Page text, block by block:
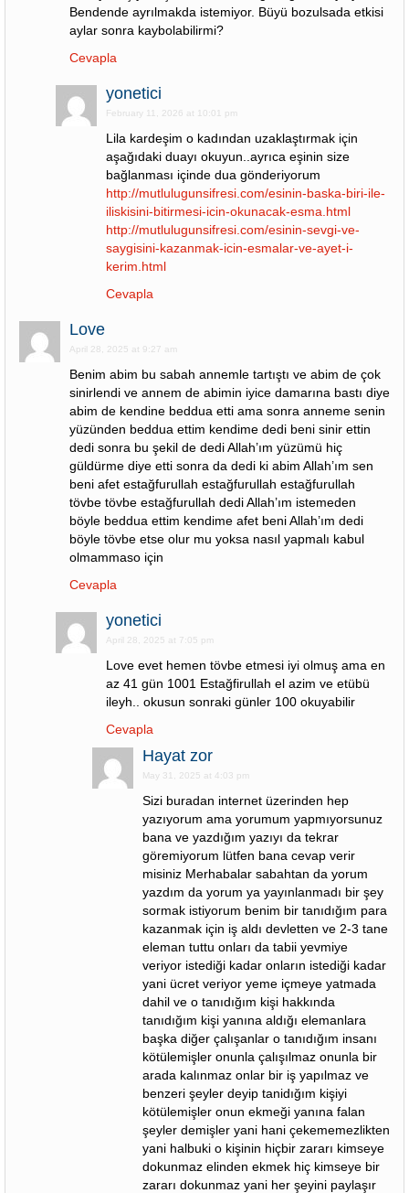
Bendende ayrılmakda istemiyor. Büyü bozulsada etkisi
aylar sonra kaybolabilirmi?
Cevapla
yonetici
February 11, 2026 at 10:01 pm
Lila kardeşim o kadından uzaklaştırmak için
aşağıdaki duayı okuyun..ayrıca eşinin size
bağlanması içinde dua gönderiyorum
http://mutlulugunsifresi.com/esinin-baska-biri-ile-
iliskisini-bitirmesi-icin-okunacak-esma.html
http://mutlulugunsifresi.com/esinin-sevgi-ve-
saygisini-kazanmak-icin-esmalar-ve-ayet-i-
kerim.html
Cevapla
Love
April 28, 2025 at 9:27 am
Benim abim bu sabah annemle tartıştı ve abim de çok
sinirlendi ve annem de abimin iyice damarına bastı diye
abim de kendine beddua etti ama sonra anneme senin
yüzünden beddua ettim kendime dedi beni sinir ettin
dedi sonra bu şekil de dedi Allah’ım yüzümü hiç
güldürme diye etti sonra da dedi ki abim Allah’ım sen
beni afet estağfurullah estağfurullah estağfurullah
tövbe tövbe estağfurullah dedi Allah’ım istemeden
böyle beddua ettim kendime afet beni Allah’ım dedi
böyle tövbe etse olur mu yoksa nasıl yapmalı kabul
olmammaso için
Cevapla
yonetici
April 28, 2025 at 7:05 pm
Love evet hemen tövbe etmesi iyi olmuş ama en
az 41 gün 1001 Estağfirullah el azim ve etübü
ileyh.. okusun sonraki günler 100 okuyabilir
Cevapla
Hayat zor
May 31, 2025 at 4:03 pm
Sizi buradan internet üzerinden hep
yazıyorum ama yorumum yapmıyorsunuz
bana ve yazdığım yazıyı da tekrar
göremiyorum lütfen bana cevap verir
misiniz Merhabalar sabahtan da yorum
yazdım da yorum ya yayınlanmadı bir şey
sormak istiyorum benim bir tanıdığım para
kazanmak için iş aldı devletten ve 2-3 tane
eleman tuttu onları da tabii yevmiye
veriyor istediği kadar onların istediği kadar
yani ücret veriyor yeme içmeye yatmada
dahil ve o tanıdığım kişi hakkında
tanıdığım kişi yanına aldığı elemanlara
başka diğer çalışanlar o tanıdığım insanı
kötülemişler onunla çalışılmaz onunla bir
arada kalınmaz onlar bir iş yapılmaz ve
benzeri şeyler deyip tanidığım kişiyi
kötülemişler onun ekmeği yanına falan
şeyler demişler yani hani çekememezlikten
yani halbuki o kişinin hiçbir zararı kimseye
dokunmaz elinden ekmek hiç kimseye bir
zararı dokunmaz yani her şeyini paylaşır